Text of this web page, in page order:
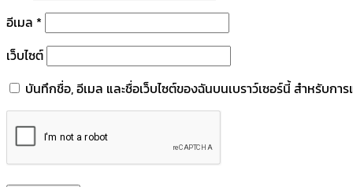
อีเมล *
เว็บไซต์
บันทึกชื่อ, อีเมล และชื่อเว็บไซต์ของฉันบนเบราว์เซอร์นี้ สำหรับกา